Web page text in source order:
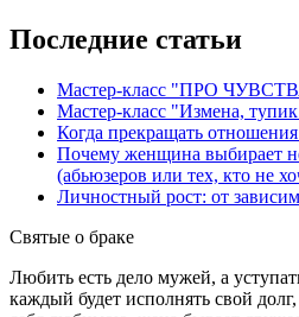
Последние статьи
Мастер-класс "ПРО
Мастер-класс "Измена,
Когда прекращать
Почему женщина выбирает
(абьюзеров или тех, кто не
Личностный рост: от
Святые о браке
Любить есть дело мужей, а
каждый будет исполнять свой